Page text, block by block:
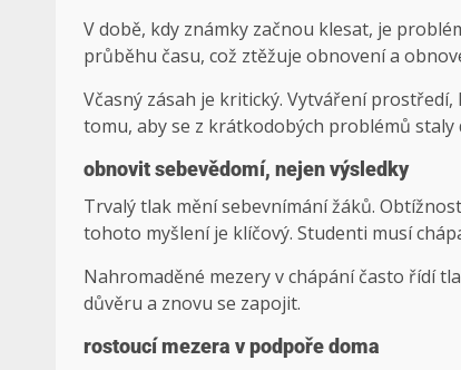
V době, kdy známky začnou klesat, je
průběhu času, což ztěžuje obnovení a
Včasný zásah je kritický. Vytváření
tomu, aby se z krátkodobých problémů
obnovit sebevědomí, nejen výsledky
Trvalý tlak mění sebevnímání žáků.
tohoto myšlení je klíčový. Studenti musí
Nahromaděné mezery v chápání často řídí
důvěru a znovu se zapojit.
rostoucí mezera v podpoře doma